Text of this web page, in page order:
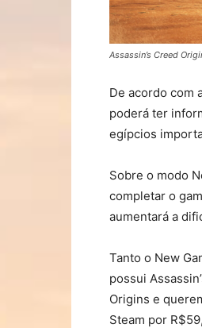
Assassin’s Creed
De acordo com
poderá ter
egípcios
Sobre o modo
completar o
aumentará a
Tanto o New
possui
Origins e
Steam por